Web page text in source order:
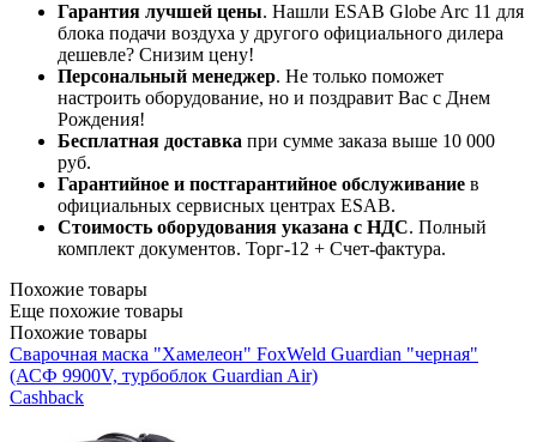
Гарантия лучшей цены. Нашли ESAB Globe Arc 11 для
блока подачи воздуха у другого официального дилера
дешевле? Снизим цену!
Персональный менеджер. Не только поможет
настроить оборудование, но и поздравит Вас с Днем
Рождения!
Бесплатная доставка при сумме заказа выше 10 000
руб.
Гарантийное и постгарантийное обслуживание в
официальных сервисных центрах ESAB.
Стоимость оборудования указана с НДС. Полный
комплект документов. Торг-12 + Счет-фактура.​
Похожие товары
Еще похожие товары
Похожие товары
Сварочная маска "Хамелеон" FoxWeld Guardian "черная"
(АСФ 9900V, турбоблок Guardian Air)
Cashback